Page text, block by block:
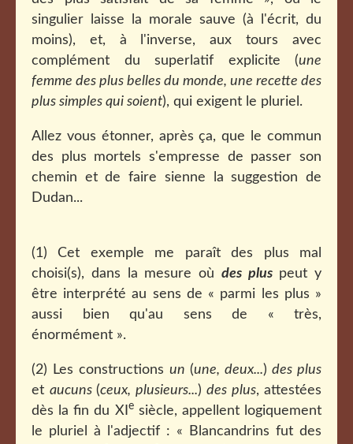
singulier laisse la morale sauve (à l'écrit, du
moins), et, à l'inverse, aux tours avec
complément du superlatif explicite (une
femme des plus belles du monde, une recette des
plus simples qui soient), qui exigent le pluriel.
Allez vous étonner, après ça, que le commun
des plus mortels s'empresse de passer son
chemin et de faire sienne la suggestion de
Dudan...
(1) Cet exemple me paraît des plus mal
choisi(s), dans la mesure où des pluspeut y
être interprété au sens de « parmi les plus »
aussi bien qu'au sens de « très,
énormément ».
(2) Les constructions un (une, deux...) des plus
et aucuns (ceux, plusieurs...) des plus, attestées
dès la fin du XI esiècle, appellent logiquement
le pluriel à l'adjectif : « Blancandrins fut des